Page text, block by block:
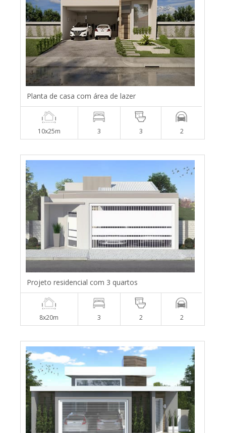
Planta de casa com área de lazer
10x25m 3 3 2
Projeto residencial com 3 quartos
8x20m 3 2 2